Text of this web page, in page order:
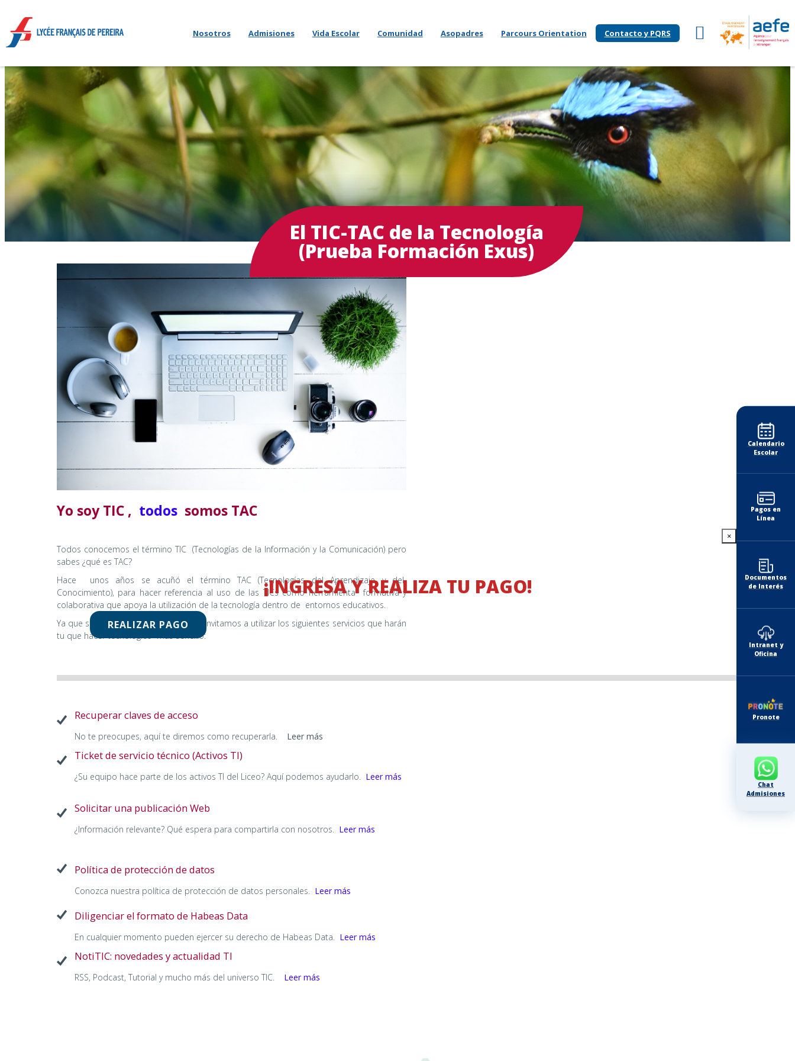
Nosotros Admisiones Vida Escolar Comunidad Asopadres Parcours Orientation Contacto y PQRS
El TIC-TAC de la Tecnología
(Prueba Formación Exus)
Yo soy TIC , todos somos TAC
Todos conocemos el término TIC (Tecnologías de la Información y la Comunicación) pero
sabes ¿qué es TAC?
Hace
unos años se acuñó el término TAC (Tecnologías del Aprendizaje y del
Conocimiento), para hacer referencia al uso de las TICs como herramienta formativa y
colaborativa que apoya la utilización de la tecnología dentro de entornos educativos.
Ya que sabes por qué somos TAC, te
invitamos a utilizar los siguientes servicios que harán
tu que hacer tecnológico más sencillo:
Recuperar claves de acceso
No te preocupes, aquí te diremos como recuperarla. Leer más
Ticket de servicio técnico (Activos TI)
¿Su equipo hace parte de los activos TI del Liceo? Aquí podemos ayudarlo. Leer más
Solicitar una publicación Web
¿Información relevante? Qué espera para compartirla con nosotros. Leer más
Política de protección de datos
Conozca nuestra política de protección de datos personales. Leer más
Diligenciar el formato de Habeas Data
En cualquier momento pueden ejercer su derecho de Habeas Data. Leer más
NotiTIC: novedades y actualidad TI
RSS, Podcast, Tutorial y mucho más del universo TIC. Leer más
Calendario
Escolar
Pagos en
Línea
Documentos
de Interés
Intranet y
Oficina
Pronote
Chat
Admisiones
×
¡INGRESA Y REALIZA TU PAGO!
REALIZAR PAGO